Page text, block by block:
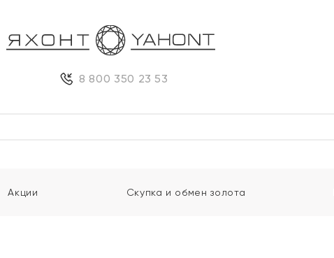
8 800 350 23 53
Акции Скупка и обмен золота